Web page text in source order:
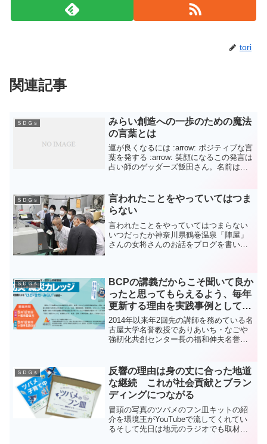
tori
関連記事
ＳＤＧｓ
みらい創造への一歩のための魔法
の言葉とは
運が良くなるには :arrow: ポジティブな言
葉を発する :arrow: 笑顔になるこの発言は
占い師のゲッダーズ飯田さん。名前は存
を偶然見かけて初めて占い師であるこ
と...
ＳＤＧｓ
言われたことをやっていてはつま
らない
言われたことをやっていてはつまらない
いつだったか神奈川県鶴巻温泉「陣屋」
さんの女将さんのお話をブログを書いた
の言葉です。そしてもう一...
ＳＤＧｓ
BCPの講義だからこそ聞いて良か
ったと思ってもらえるよう、毎年
更新する理由を実践事例として伝
えています
2014年以来年2回先の講師を務めている名
古屋大学名誉教授でありあいち・なごや
強靭化共創センター長の福和伸夫名誉教
いただいた2011年10月のシート↓↓↓事業
継続計...
ＳＤＧｓ
反響の理由は身の丈に合った地道
な継続 これが社会貢献とブラン
ディングにつながる
冒頭の写真のツバメのフン皿キットの紹
介を環境王がYouTubeで流してくれてい
るそして先日は地元のラジオでも取材を